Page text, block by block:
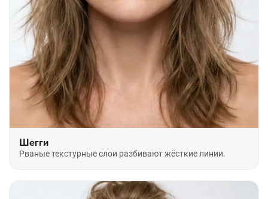
Шегги
Рваные текстурные слои разбивают жёсткие линии.